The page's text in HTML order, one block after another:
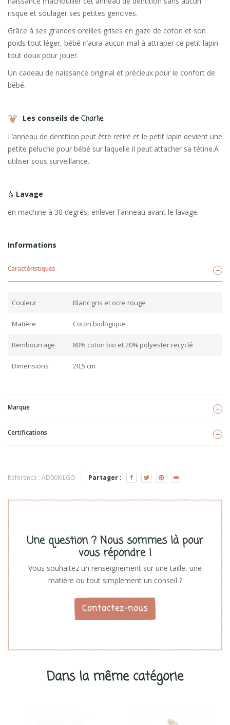
risque et soulager ses petites gencives.
Grâce à ses grandes oreilles grises en gaze de coton et son
poids tout léger, bébé n’aura aucun mal à attraper ce petit lapin
tout doux pour jouer.
Un cadeau de naissance original et précieux pour le confort de
bébé.
Les conseils de Charlie
L’anneau de dentition peut être retiré et le petit lapin devient une
petite peluche pour bébé sur laquelle il peut attacher sa tétine.A
utiliser sous surveillance.
Lavage
en machine à 30 degrés, enlever l'anneau avant le lavage.
Informations
Caractéristiques
Couleur Blanc gris et ocre rouge
Matière Coton biologique
Rembourrage 80% coton bio et 20% polyester recyclé
Dimensions 20,5 cm
Marque
Voir les produits
Certifications
Référence : AD00KILGO Partager :
Une question ? Nous sommes là pour
vous répondre !
Vous souhaitez un renseignement sur une taille, une
matière ou tout simplement un conseil ?
Contactez-nous
Dans la même catégorie